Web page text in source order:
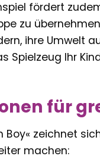
fördert
zu
ihre Umwelt
Spielzeug Ihr
für
Boy« zeichnet
machen: